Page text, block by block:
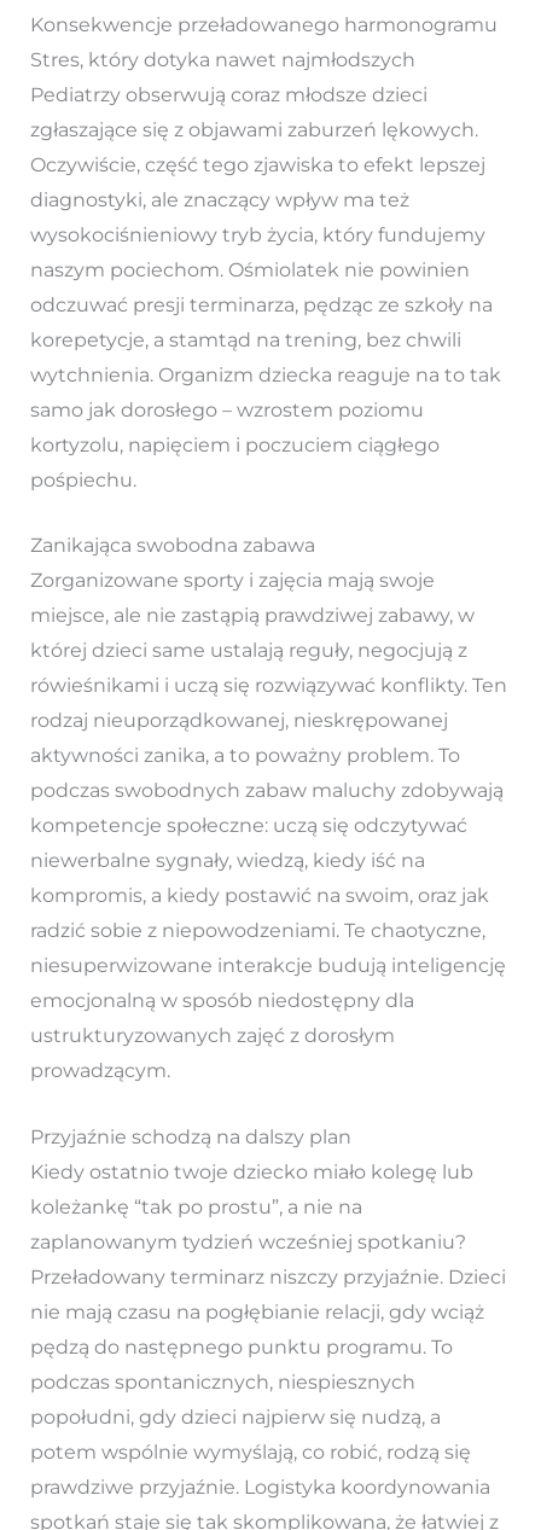
Konsekwencje przeładowanego harmonogramu
Stres, który dotyka nawet najmłodszych
Pediatrzy obserwują coraz młodsze dzieci
zgłaszające się z objawami zaburzeń lękowych.
Oczywiście, część tego zjawiska to efekt lepszej
diagnostyki, ale znaczący wpływ ma też
wysokociśnieniowy tryb życia, który fundujemy
naszym pociechom. Ośmiolatek nie powinien
odczuwać presji terminarza, pędząc ze szkoły na
korepetycje, a stamtąd na trening, bez chwili
wytchnienia. Organizm dziecka reaguje na to tak
samo jak dorosłego – wzrostem poziomu
kortyzolu, napięciem i poczuciem ciągłego
pośpiechu.
Zanikająca swobodna zabawa
Zorganizowane sporty i zajęcia mają swoje
miejsce, ale nie zastąpią prawdziwej zabawy, w
której dzieci same ustalają reguły, negocjują z
rówieśnikami i uczą się rozwiązywać konflikty. Ten
rodzaj nieuporządkowanej, nieskrępowanej
aktywności zanika, a to poważny problem. To
podczas swobodnych zabaw maluchy zdobywają
kompetencje społeczne: uczą się odczytywać
niewerbalne sygnały, wiedzą, kiedy iść na
kompromis, a kiedy postawić na swoim, oraz jak
radzić sobie z niepowodzeniami. Te chaotyczne,
niesuperwizowane interakcje budują inteligencję
emocjonalną w sposób niedostępny dla
ustrukturyzowanych zajęć z dorosłym
prowadzącym.
Przyjaźnie schodzą na dalszy plan
Kiedy ostatnio twoje dziecko miało kolegę lub
koleżankę “tak po prostu”, a nie na
zaplanowanym tydzień wcześniej spotkaniu?
Przeładowany terminarz niszczy przyjaźnie. Dzieci
nie mają czasu na pogłębianie relacji, gdy wciąż
pędzą do następnego punktu programu. To
podczas spontanicznych, niespiesznych
popołudni, gdy dzieci najpierw się nudzą, a
potem wspólnie wymyślają, co robić, rodzą się
prawdziwe przyjaźnie. Logistyka koordynowania
spotkań staje się tak skomplikowana, że łatwiej z